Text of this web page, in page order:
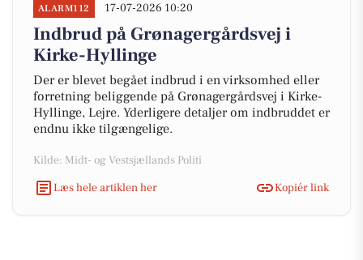
ALARM112 17-07-2026 10:20
Indbrud på Grønagergårdsvej i
Kirke-Hyllinge
Der er blevet begået indbrud i en virksomhed eller
forretning beliggende på Grønagergårdsvej i Kirke-
Hyllinge, Lejre. Yderligere detaljer om indbruddet er
endnu ikke tilgængelige.
Kilde: Midt- og Vestsjællands Politi
Læs hele artiklen her
Kopiér link